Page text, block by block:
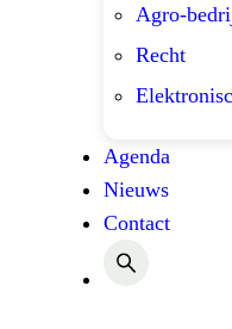
Agro-
Recht
Agenda
Nieuws
Contact